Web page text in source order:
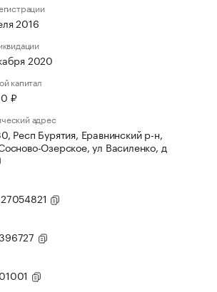
2016
2020
капитал
₽
адрес
Респ Бурятия, Еравнинский р-н,
Озерское, ул Василенко, д